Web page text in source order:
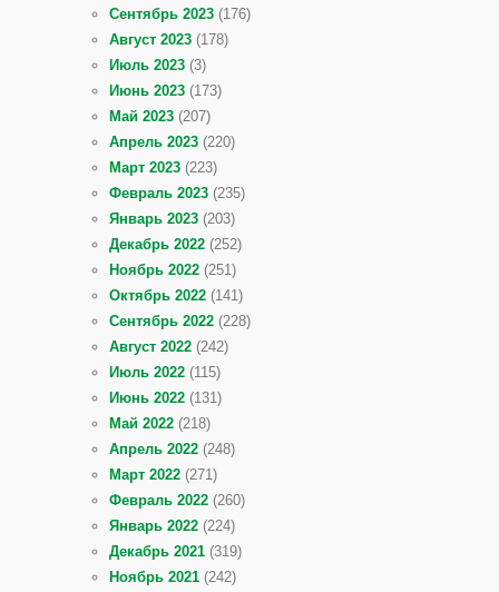
Сентябрь 2023 (176)
Август 2023 (178)
Июль 2023 (3)
Июнь 2023 (173)
Май 2023 (207)
Апрель 2023 (220)
Март 2023 (223)
Февраль 2023 (235)
Январь 2023 (203)
Декабрь 2022 (252)
Ноябрь 2022 (251)
Октябрь 2022 (141)
Сентябрь 2022 (228)
Август 2022 (242)
Июль 2022 (115)
Июнь 2022 (131)
Май 2022 (218)
Апрель 2022 (248)
Март 2022 (271)
Февраль 2022 (260)
Январь 2022 (224)
Декабрь 2021 (319)
Ноябрь 2021 (242)